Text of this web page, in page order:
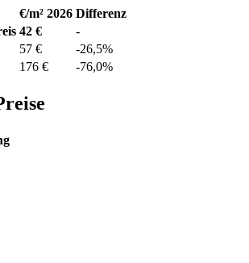
€/m² 2026 Differenz
42 €
-
57 €
-26,5%
176 € -76,0%